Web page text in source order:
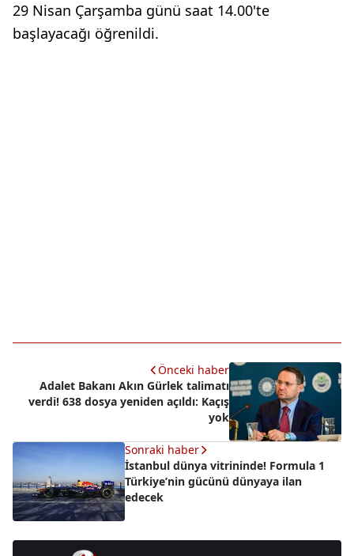
29 Nisan Çarşamba günü saat 14.00'te
başlayacağı öğrenildi.
Önceki haber
Adalet Bakanı Akın Gürlek talimatı
verdi! 638 dosya yeniden açıldı: Kaçış
yok
Sonraki haber
İstanbul dünya vitrininde! Formula 1
Türkiye’nin gücünü dünyaya ilan
edecek